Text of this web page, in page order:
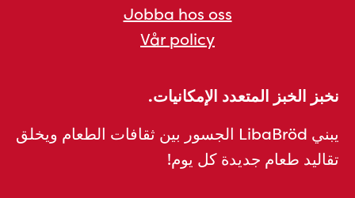
Jobba hos oss
Vår policy
نخبز الخبز المتعدد الإمكانيات.
يبني LibaBröd الجسور بين ثقافات الطعام ويخلق
تقاليد طعام جديدة كل يوم!